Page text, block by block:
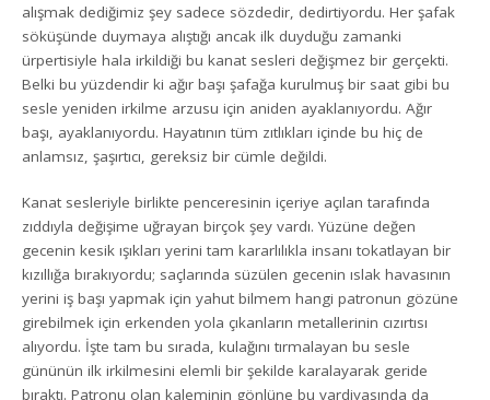
alışmak dediğimiz şey sadece sözdedir, dedirtiyordu. Her şafak
söküşünde duymaya alıştığı ancak ilk duyduğu zamanki
ürpertisiyle hala irkildiği bu kanat sesleri değişmez bir gerçekti.
Belki bu yüzdendir ki ağır başı şafağa kurulmuş bir saat gibi bu
sesle yeniden irkilme arzusu için aniden ayaklanıyordu. Ağır
başı, ayaklanıyordu. Hayatının tüm zıtlıkları içinde bu hiç de
anlamsız, şaşırtıcı, gereksiz bir cümle değildi.
Kanat sesleriyle birlikte penceresinin içeriye açılan tarafında
zıddıyla değişime uğrayan birçok şey vardı. Yüzüne değen
gecenin kesik ışıkları yerini tam kararlılıkla insanı tokatlayan bir
kızıllığa bırakıyordu; saçlarında süzülen gecenin ıslak havasının
yerini iş başı yapmak için yahut bilmem hangi patronun gözüne
girebilmek için erkenden yola çıkanların metallerinin cızırtısı
alıyordu. İşte tam bu sırada, kulağını tırmalayan bu sesle
gününün ilk irkilmesini elemli bir şekilde karalayarak geride
bıraktı. Patronu olan kaleminin gönlüne bu vardiyasında da